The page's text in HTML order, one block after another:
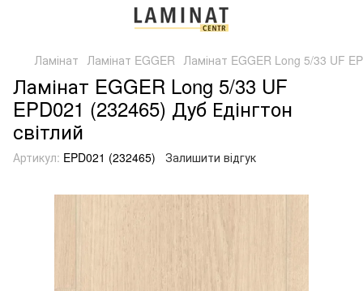
Ламінат Ламінат EGGER Ламінат EGGER Long 5/33 UF
Ламінат EGGER Long 5/33 UF
EPD021 (232465) Дуб Едінгтон
світлий
Артикул: EPD021 (232465) Залишити відгук